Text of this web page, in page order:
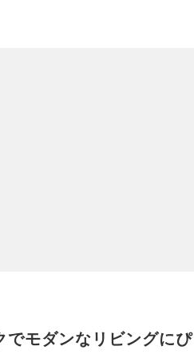
でモダンなリビングに